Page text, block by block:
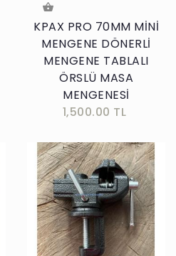
KPAX PRO 70MM MİNİ
MENGENE DÖNERLİ
MENGENE TABLALI
ÖRSLÜ MASA
MENGENESİ
1,500.00 TL